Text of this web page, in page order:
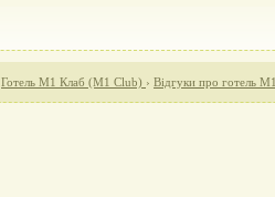
Готель М1 Клаб (M1 Club) › Відгуки про готель